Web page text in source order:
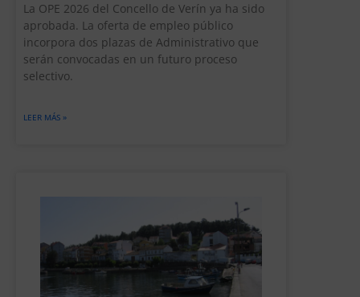
La OPE 2026 del Concello de Verín ya ha sido
aprobada. La oferta de empleo público
incorpora dos plazas de Administrativo que
serán convocadas en un futuro proceso
selectivo.
LEER MÁS »